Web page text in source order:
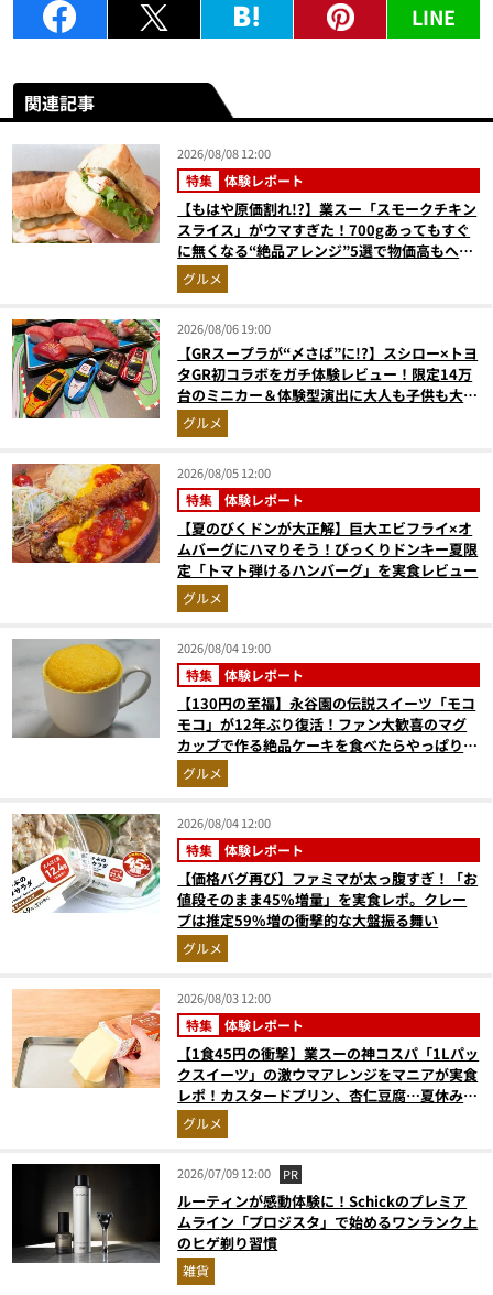
LINE
関連記事
2026/08/08 12:00
特集 体験レポート
【もはや原価割れ!?】業スー「スモークチキン
スライス」がウマすぎた！700gあってもすぐ
に無くなる“絶品アレンジ”5選で物価高もへっ
ちゃら
グルメ
2026/08/06 19:00
【GRスープラが“〆さば”に!?】スシロー×トヨ
タGR初コラボをガチ体験レビュー！限定14万
台のミニカー＆体験型演出に大人も子供も大興
奮間違いなし
グルメ
2026/08/05 12:00
特集 体験レポート
【夏のびくドンが大正解】巨大エビフライ×オ
ムバーグにハマりそう！びっくりドンキー夏限
定「トマト弾けるハンバーグ」を実食レビュー
グルメ
2026/08/04 19:00
特集 体験レポート
【130円の至福】永谷園の伝説スイーツ「モコ
モコ」が12年ぶり復活！ファン大歓喜のマグ
カップで作る絶品ケーキを食べたらやっぱり最
高にウマかった
グルメ
2026/08/04 12:00
特集 体験レポート
【価格バグ再び】ファミマが太っ腹すぎ！「お
値段そのまま45%増量」を実食レポ。クレー
プは推定59%増の衝撃的な大盤振る舞い
グルメ
2026/08/03 12:00
特集 体験レポート
【1食45円の衝撃】業スーの神コスパ「1Lパッ
クスイーツ」の激ウマアレンジをマニアが実食
レポ！カスタードプリン、杏仁豆腐…夏休みの
おやつに最強すぎた
グルメ
2026/07/09 12:00 PR
ルーティンが感動体験に！Schickのプレミア
ムライン「プロジスタ」で始めるワンランク上
のヒゲ剃り習慣
雑貨